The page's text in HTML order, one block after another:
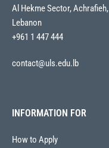
Al Hekme Sector, Achrafieh,
Lebanon
+961 1 447 444
contact@uls.edu.lb
INFORMATION FOR
How to Apply